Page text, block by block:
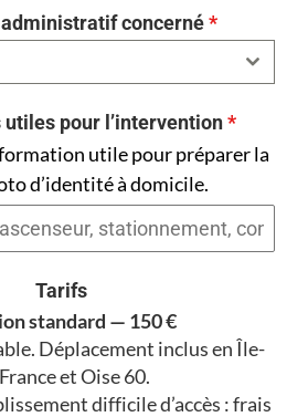
concerné*
pour l’intervention*
utile pour préparer la
d’identité à domicile.
Tarifs
standard — 150 €
Déplacement inclus en Île-
et Oise 60.
difficile d’accès : frais